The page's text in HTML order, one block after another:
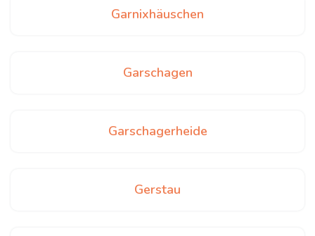
Garnixhäuschen
Garschagen
Garschagerheide
Gerstau